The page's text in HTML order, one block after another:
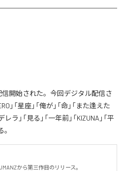
信開始された。今回デジタル配信さ
」「星座」「俺が」「命」「また逢えた
ラ」「見る」「一年前」「KIZUNA」「平
から第三作目のリリース。